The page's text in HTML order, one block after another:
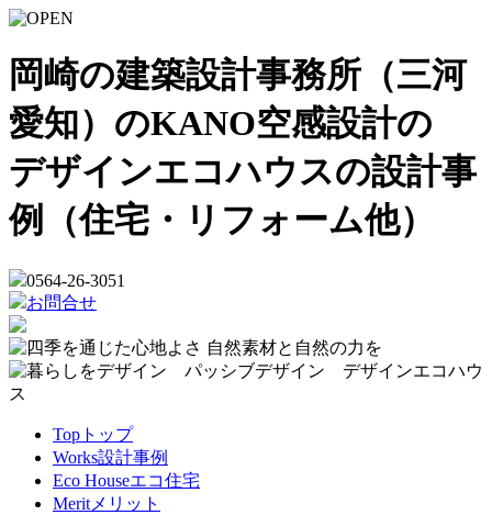
岡崎の建築設計事務所（三河
愛知）のKANO空感設計の
デザインエコハウスの設計事
例（住宅・リフォーム他）
0564-26-3051
お問合せ
Top トップ
Works設計事例
Eco Houseエコ住宅
Merit メリット